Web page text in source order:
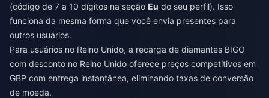
(código de 7 a 10 dígitos na seção Eu do seu perfil). Isso
funciona da mesma forma que você envia presentes para
outros usuários.
Para usuários no Reino Unido, a recarga de diamantes BIGO
com desconto no Reino Unido oferece preços competitivos em
GBP com entrega instantânea, eliminando taxas de conversão
de moeda.